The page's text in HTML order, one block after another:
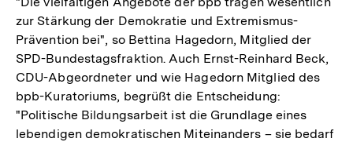
zur Stärkung der Demokratie und Extremismus-
Prävention bei", so Bettina Hagedorn, Mitglied der
SPD-Bundestagsfraktion. Auch Ernst-Reinhard Beck,
CDU-Abgeordneter und wie Hagedorn Mitglied des
bpb-Kuratoriums, begrüßt die Entscheidung:
"Politische Bildungsarbeit ist die Grundlage eines
lebendigen demokratischen Miteinanders – sie bedarf